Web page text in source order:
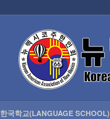
한국학교(LANGUAGE SCHOOL)